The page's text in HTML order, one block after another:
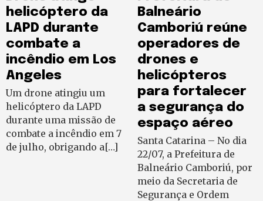
helicóptero da
LAPD durante
combate a
incêndio em Los
Angeles
Um drone atingiu um
helicóptero da LAPD
durante uma missão de
combate a incêndio em 7
de julho, obrigando a[…]
Balneário
Camboriú reúne
operadores de
drones e
helicópteros
para fortalecer
a segurança do
espaço aéreo
Santa Catarina – No dia
22/07, a Prefeitura de
Balneário Camboriú, por
meio da Secretaria de
Segurança e Ordem